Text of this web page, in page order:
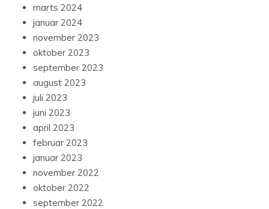
marts 2024
januar 2024
november 2023
oktober 2023
september 2023
august 2023
juli 2023
juni 2023
april 2023
februar 2023
januar 2023
november 2022
oktober 2022
september 2022